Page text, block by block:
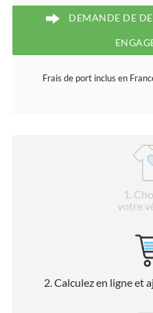
DEMANDE DE
Frais de port inclus en
1 .
votre
2. Calculez en ligne et